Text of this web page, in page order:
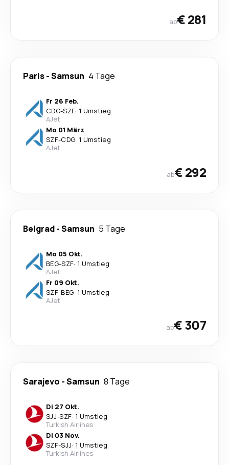
ab€ 281
Paris-Samsun 4 Tage
Fr 26 Feb.
CDG-SZF· 1 Umstieg
AJet
Mo 01 März
SZF-CDG· 1 Umstieg
AJet
ab€ 292
Belgrad-Samsun 5 Tage
Mo 05 Okt.
BEG-SZF· 1 Umstieg
AJet
Fr 09 Okt.
SZF-BEG· 1 Umstieg
AJet
ab€ 307
Sarajevo -Samsun 8 Tage
Di 27 Okt.
SJJ-SZF· 1 Umstieg
Turkish Airlines
Di 03 Nov.
SZF-SJJ· 1 Umstieg
Turkish Airlines